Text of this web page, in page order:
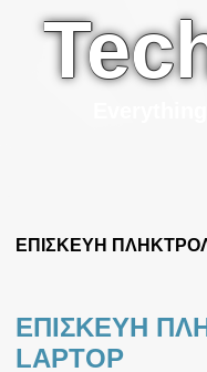
ΕΠΙΣΚΕΥΗ
ΕΠΙΣΚΕΥΗ
LAPTOP